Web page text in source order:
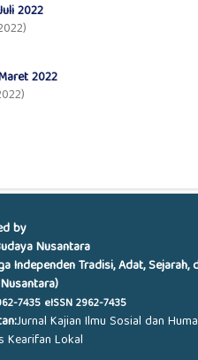
2022
2022
by
Nusantara
Independen Tradisi, Adat, Sejarah,
7435 eISSN2962-7435
Jurnal Kajian Ilmu Sosial dan
Kearifan Lokal